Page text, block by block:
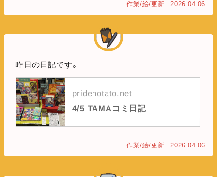
作業/絵/更新 2026.04.06
昨日の日記です。
4/5 TAMAコミ日記
pridehotato.net
作業/絵/更新 2026.04.06